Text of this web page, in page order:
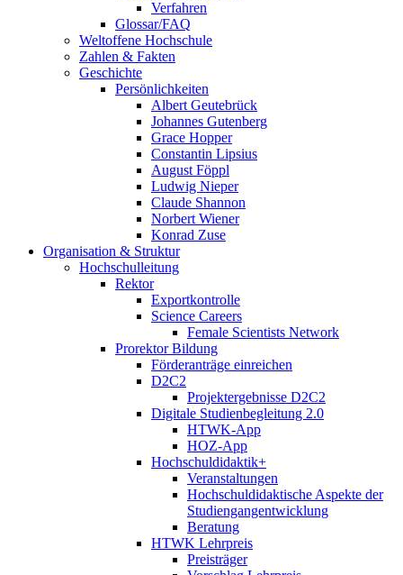
Verfahren
Glossar/FAQ
Weltoffene Hochschule
Zahlen & Fakten
Geschichte
Persönlichkeiten
Albert Geutebrück
Johannes Gutenberg
Grace Hopper
Constantin Lipsius
August Föppl
Ludwig Nieper
Claude Shannon
Norbert Wiener
Konrad Zuse
Organisation & Struktur
Hochschulleitung
Rektor
Exportkontrolle
Science Careers
Female Scientists Network
Prorektor Bildung
Förderanträge einreichen
D2C2
Projektergebnisse D2C2
Digitale Studienbegleitung 2.0
HTWK-App
HOZ-App
Hochschuldidaktik+
Veranstaltungen
Hochschuldidaktische Aspekte der
Studiengangentwicklung
Beratung
HTWK Lehrpreis
Preisträger